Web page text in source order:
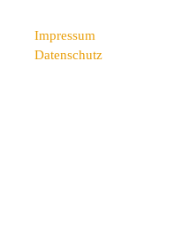
Impressum
Datenschutz